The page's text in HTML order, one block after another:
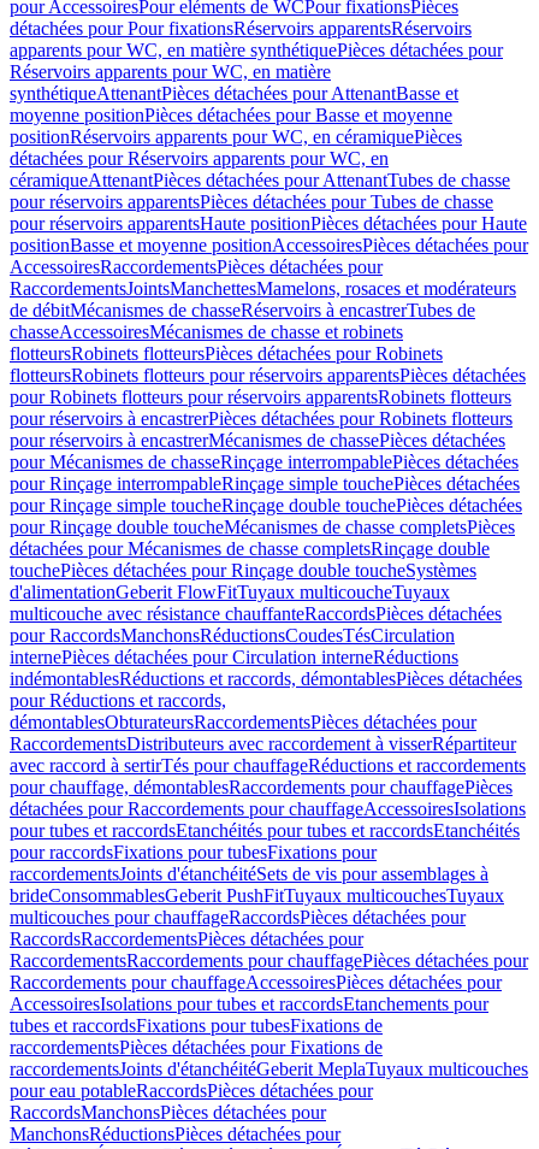
pour AccessoiresPour eléments de WCPour fixationsPièces
détachées pour Pour fixationsRéservoirs apparentsRéservoirs
apparents pour WC, en matière synthétiquePièces détachées pour
Réservoirs apparents pour WC, en matière
synthétiqueAttenantPièces détachées pour AttenantBasse et
moyenne positionPièces détachées pour Basse et moyenne
positionRéservoirs apparents pour WC, en céramiquePièces
détachées pour Réservoirs apparents pour WC, en
céramiqueAttenantPièces détachées pour AttenantTubes de chasse
pour réservoirs apparentsPièces détachées pour Tubes de chasse
pour réservoirs apparentsHaute positionPièces détachées pour Haute
positionBasse et moyenne positionAccessoiresPièces détachées pour
AccessoiresRaccordementsPièces détachées pour
RaccordementsJointsManchettesMamelons, rosaces et modérateurs
de débitMécanismes de chasseRéservoirs à encastrerTubes de
chasseAccessoiresMécanismes de chasse et robinets
flotteursRobinets flotteursPièces détachées pour Robinets
flotteursRobinets flotteurs pour réservoirs apparentsPièces détachées
pour Robinets flotteurs pour réservoirs apparentsRobinets flotteurs
pour réservoirs à encastrerPièces détachées pour Robinets flotteurs
pour réservoirs à encastrerMécanismes de chassePièces détachées
pour Mécanismes de chasseRinçage interrompablePièces détachées
pour Rinçage interrompableRinçage simple touchePièces détachées
pour Rinçage simple toucheRinçage double touchePièces détachées
pour Rinçage double toucheMécanismes de chasse completsPièces
détachées pour Mécanismes de chasse completsRinçage double
touchePièces détachées pour Rinçage double toucheSystèmes
d'alimentationGeberit FlowFitTuyaux multicoucheTuyaux
multicouche avec résistance chauffanteRaccordsPièces détachées
pour RaccordsManchonsRéductionsCoudesTésCirculation
internePièces détachées pour Circulation interneRéductions
indémontablesRéductions et raccords, démontablesPièces détachées
pour Réductions et raccords,
démontablesObturateursRaccordementsPièces détachées pour
RaccordementsDistributeurs avec raccordement à visserRépartiteur
avec raccord à sertirTés pour chauffageRéductions et raccordements
pour chauffage, démontablesRaccordements pour chauffagePièces
détachées pour Raccordements pour chauffageAccessoiresIsolations
pour tubes et raccordsEtanchéités pour tubes et raccordsEtanchéités
pour raccordsFixations pour tubesFixations pour
raccordementsJoints d'étanchéitéSets de vis pour assemblages à
brideConsommablesGeberit PushFitTuyaux multicouchesTuyaux
multicouches pour chauffageRaccordsPièces détachées pour
RaccordsRaccordementsPièces détachées pour
RaccordementsRaccordements pour chauffagePièces détachées pour
Raccordements pour chauffageAccessoiresPièces détachées pour
AccessoiresIsolations pour tubes et raccordsEtanchements pour
tubes et raccordsFixations pour tubesFixations de
raccordementsPièces détachées pour Fixations de
raccordementsJoints d'étanchéitéGeberit MeplaTuyaux multicouches
pour eau potableRaccordsPièces détachées pour
RaccordsManchonsPièces détachées pour
ManchonsRéductionsPièces détachées pour